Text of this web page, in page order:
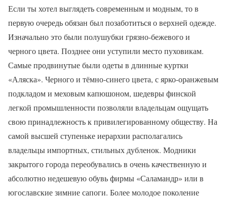
Если ты хотел выглядеть современным и модным, то в
первую очередь обязан был позаботиться о верхней одежде.
Изначально это были полушубки грязно-бежевого и
черного цвета. Позднее они уступили место пуховикам.
Самые продвинутые были одеты в длинные куртки
«Аляска». Черного и тёмно-синего цвета, с ярко-оранжевым
подкладом и меховым капюшоном, шедевры финской
легкой промышленности позволяли владельцам ощущать
свою принадлежность к привилегированному обществу. На
самой высшей ступеньке иерархии располагались
владельцы импортных, стильных дубленок. Модники
закрытого города переобувались в очень качественную и
абсолютно недешевую обувь фирмы «Саламандр» или в
югославские зимние сапоги. Более молодое поколение